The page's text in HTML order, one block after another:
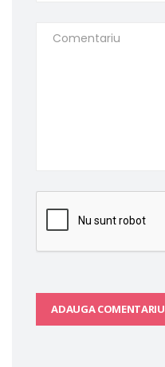
ADAUGA COMENTARIU